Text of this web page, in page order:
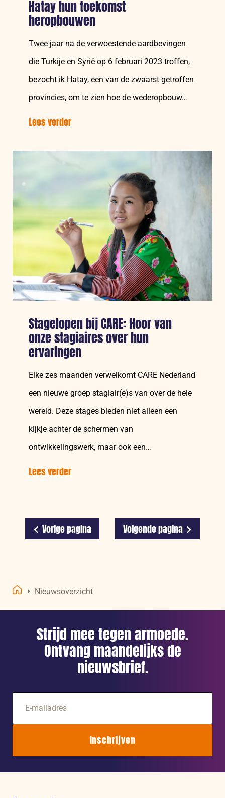
Hatay hun toekomst
heropbouwen
Twee jaar na de verwoestende aardbevingen
die Turkije en Syrië op 6 februari 2023 troffen,
bezocht ik Hatay, een van de zwaarst getroffen
provincies, om te zien hoe de wederopbouw…
Lees verder
jaar
aardbevingen
in
Turkije
en
Syrië:
Hoe
vrouwen
in
Hatay
toekomst
heropbouwen
Stagelopen bij CARE: Hoor van
onze stagiaires over hun
ervaringen
Elke zes maanden verwelkomt CARE Nederland
een nieuwe groep stagiair(e)s van over de hele
wereld. Deze stages bieden niet alleen een
kijkje achter de schermen van
ontwikkelingswerk, maar ook een…
Lees verder
Hoor
van
hun
ervaringen
Vorige pagina Volgende pagina
Nieuwsoverzicht
Strijd mee tegen armoede.
Ontvang maandelijks de
nieuwsbrief.
mailadres
Inschrijven